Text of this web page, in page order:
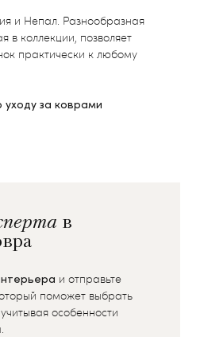
и Непал. Разнообразная
в коллекции, позволяет
практически к любому
за коврами
в
и отправьте
поможет выбрать
особенности